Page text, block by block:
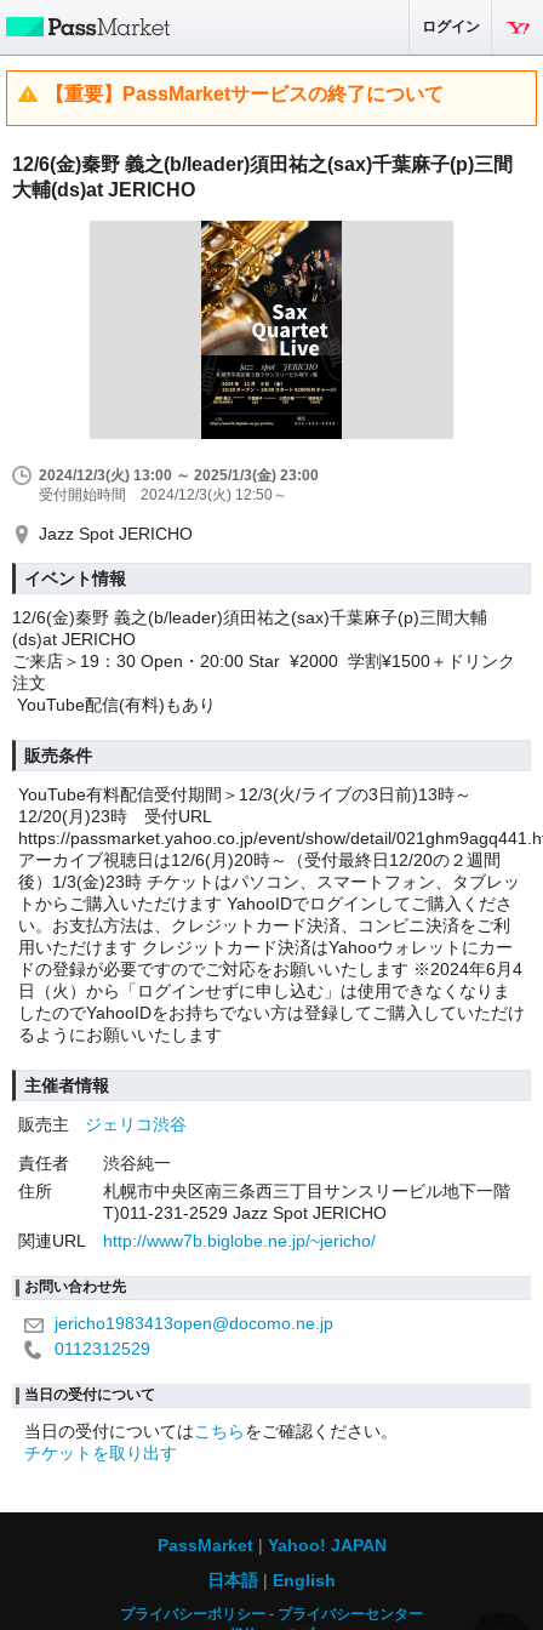
ログイン
【重要】PassMarketサービスの終了について
12/6(金)秦野 義之(b/leader)須田祐之(sax)千葉麻子(p)三間
大輔(ds)at JERICHO
2024/12/3(火) 13:00 ～ 2025/1/3(金) 23:00
受付開始時間 2024/12/3(火) 12:50～
Jazz Spot JERICHO
イベント情報
12/6(金)秦野 義之(b/leader)須田祐之(sax)千葉麻子(p)三間大輔
(ds)at JERICHO
ご来店＞19：30 Open・20:00 Star ¥2000 学割¥1500＋ドリンク
注文
YouTube配信(有料)もあり
販売条件
YouTube有料配信受付期間＞12/3(火/ライブの3日前)13時～
12/20(月)23時 受付URL
https://passmarket.yahoo.co.jp/event/show/detail/
アーカイブ視聴日は12/6(月)20時～（受付最終日12/20の２週間
後）1/3(金)23時 チケットはパソコン、スマートフォン、タブレッ
トからご購入いただけます YahooIDでログインしてご購入くださ
い。お支払方法は、クレジットカード決済、コンビニ決済をご利
用いただけます クレジットカード決済はYahooウォレットにカー
ドの登録が必要ですのでご対応をお願いいたします ※2024年6月4
日（火）から「ログインせずに申し込む」は使用できなくなりま
したのでYahooIDをお持ちでない方は登録してご購入していただけ
るようにお願いいたします
主催者情報
販売主
ジェリコ渋谷
責任者
渋谷純一
住所
札幌市中央区南三条西三丁目サンスリービル地下一階
T)011-231-2529 Jazz Spot JERICHO
関連URL
http://www7b.biglobe.ne.jp/~jericho/
お問い合わせ先
jericho1983413open@docomo.ne.jp
0112312529
当日の受付について
当日の受付についてはこちらをご確認ください。
チケットを取り出す
PassMarket
Yahoo! JAPAN
日本語
English
プライバシーポリシー
プライバシーセンター